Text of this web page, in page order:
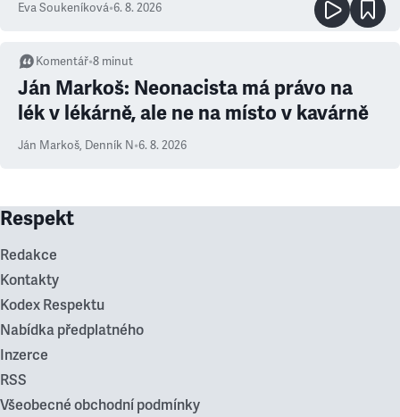
Eva Soukeníková•6. 8. 2026
Komentář•8 minut
Ján Markoš: Neonacista má právo na
lék v lékárně, ale ne na místo v kavárně
Ján Markoš, Denník N•6. 8. 2026
Respekt
Redakce
Kontakty
Kodex Respektu
Nabídka předplatného
Inzerce
RSS
Všeobecné obchodní podmínky